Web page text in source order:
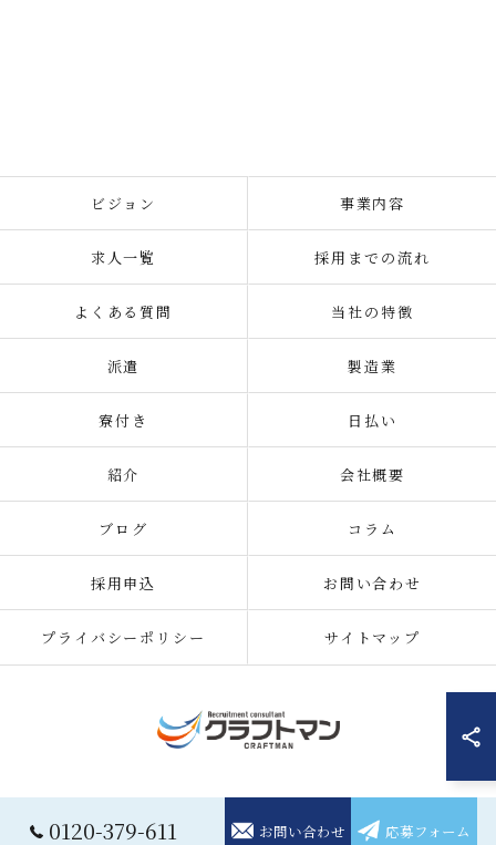
0120-379-611 お問い合わせ 応募フォーム
ビジョン 事業内容
求人一覧 採用までの流れ
よくある質問 当社の特徴
派遣 製造業
寮付き 日払い
紹介 会社概要
ブログ コラム
採用申込 お問い合わせ
プライバシーポリシー サイトマップ
© 2026 住み込みの仕事の求人なら株式会社クラフトマン ALL RIGHTS
RESERVED.